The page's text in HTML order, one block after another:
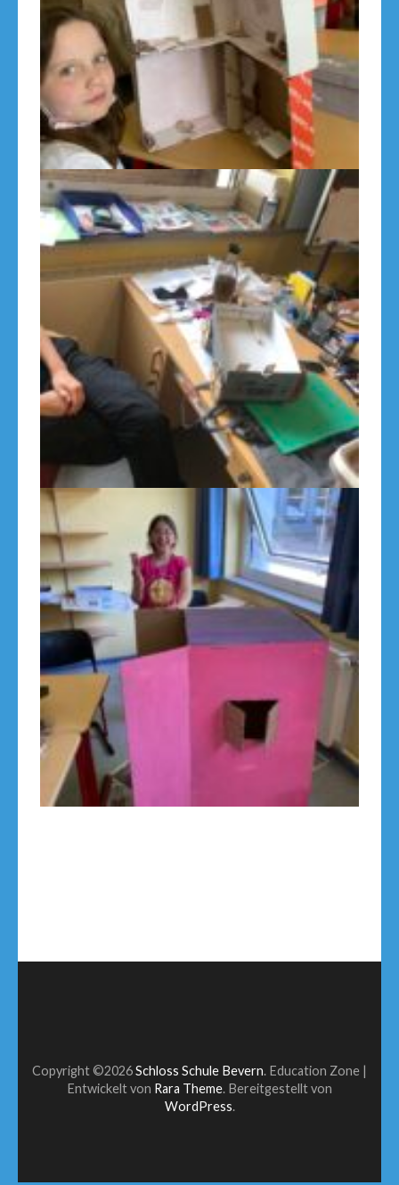
Copyright ©2026Schloss Schule Bevern. Education Zone |
Entwickelt von Rara Theme. Bereitgestellt von
WordPress.